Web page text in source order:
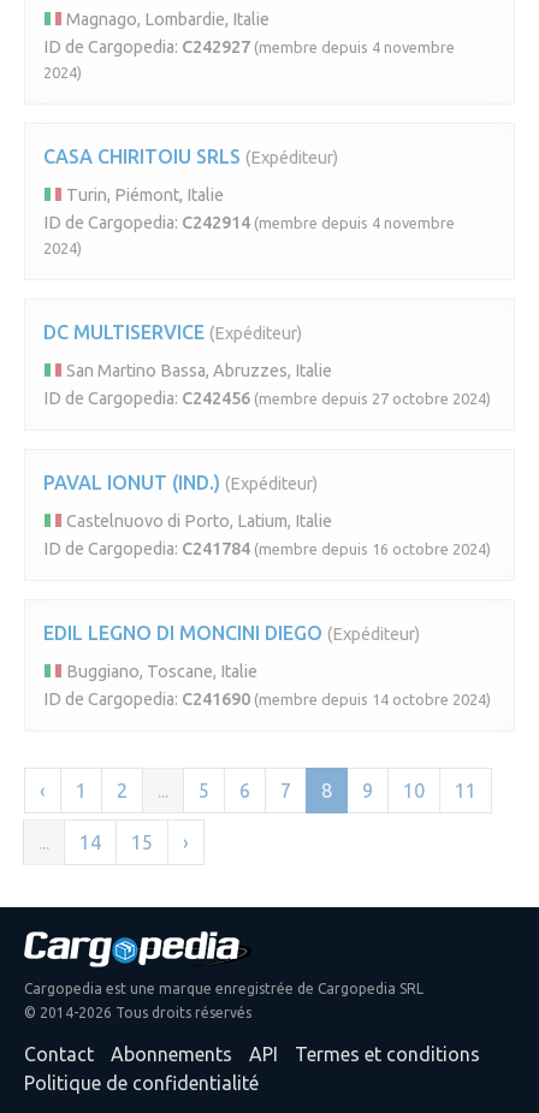
Magnago, Lombardie, Italie
ID de Cargopedia: C242927 (membre depuis 4 novembre
2024)
CASA CHIRITOIU SRLS (Expéditeur)
Turin, Piémont, Italie
ID de Cargopedia: C242914 (membre depuis 4 novembre
2024)
DC MULTISERVICE (Expéditeur)
San Martino Bassa, Abruzzes, Italie
ID de Cargopedia: C242456 (membre depuis 27 octobre 2024)
PAVAL IONUT (IND.) (Expéditeur)
Castelnuovo di Porto, Latium, Italie
ID de Cargopedia: C241784 (membre depuis 16 octobre 2024)
EDIL LEGNO DI MONCINI DIEGO (Expéditeur)
Buggiano, Toscane, Italie
ID de Cargopedia: C241690 (membre depuis 14 octobre 2024)
‹ 1 2 ... 5 6 7 8 9 10 11
... 14 15 ›
Cargopedia est une marque enregistrée de Cargopedia SRL
© 2014-2026 Tous droits réservés
Contact Abonnements API
Termes et conditions
Politique de confidentialité